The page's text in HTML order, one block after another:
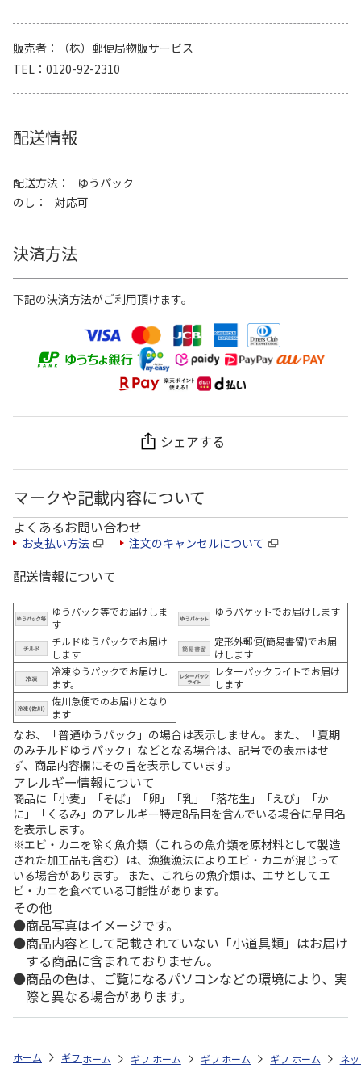
販売者
（株）郵便局物販サービス
TEL
0120-92-2310
配送情報
配送方法
ゆうパック
のし
対応可
決済方法
下記の決済方法がご利用頂けます。
シェアする
マークや記載内容について
よくあるお問い合わせ
お支払い方法 注文のキャンセルについて
配送情報について
ゆうパック等でお届けしま
す
ゆうパケットでお届けします
チルドゆうパックでお届け
します
定形外郵便(簡易書留)でお届
けします
冷凍ゆうパックでお届けし
ます。
レターパックライトでお届け
します
佐川急便でのお届けとなり
ます
なお、「普通ゆうパック」の場合は表示しません。また、「夏期
のみチルドゆうパック」などとなる場合は、記号での表示はせ
ず、商品内容欄にその旨を表示しています。
アレルギー情報について
商品に「小麦」「そば」「卵」「乳」「落花生」「えび」「か
に」「くるみ」のアレルギー特定8品目を含んでいる場合に品目名
を表示します。
※エビ・カニを除く魚介類（これらの魚介類を原材料として製造
された加工品も含む）は、漁獲漁法によりエビ・カニが混じって
いる場合があります。 また、これらの魚介類は、エサとしてエ
ビ・カニを食べている可能性があります。
その他
商品写真はイメージです。
商品内容として記載されていない「小道具類」はお届け
する商品に含まれておりません。
商品の色は、ご覧になるパソコンなどの環境により、実
際と異なる場合があります。
ホーム ギフトストア お中元・夏ギフト特集 2026 お菓子・スイーツ
ホーム ギフトストア お中元・夏ギフト特集 2026
ホーム ギフトストア お中元・夏ギフト
ホーム ギフトストア お
ホーム ネ